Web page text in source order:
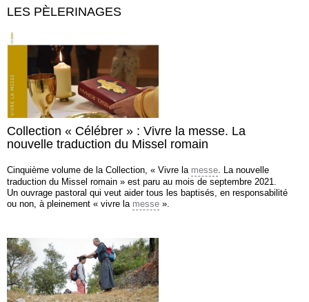
LES PÈLERINAGES
Collection « Célébrer » : Vivre la messe. La
nouvelle traduction du Missel romain
Cinquième volume de la Collection, « Vivre la messe. La nouvelle
traduction du Missel romain » est paru au mois de septembre 2021.
Un ouvrage pastoral qui veut aider tous les baptisés, en responsabilité
ou non, à pleinement « vivre la messe ».